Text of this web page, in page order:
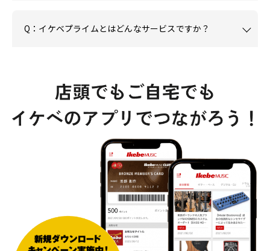
Q：イケベプライムとはどんなサービスですか？